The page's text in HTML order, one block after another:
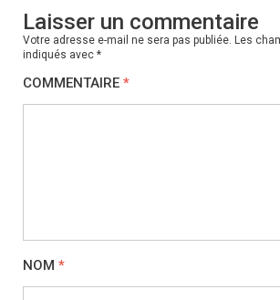
Laisser un commentaire
Votre adresse e-mail ne sera pas publiée. Les
indiqués avec *
COMMENTAIRE *
NOM *